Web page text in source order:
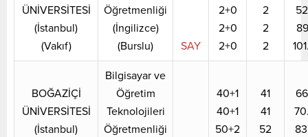
ÜNİVERSİTESİ
(İstanbul)
(Vakıf)
Öğretmenliği
(İngilizce)
(Burslu)
SAY
2+0
2+0
2+0
2
2
2
BOĞAZİÇİ
ÜNİVERSİTESİ
(İstanbul)
Bilgisayar ve
Öğretim
Teknolojileri
Öğretmenliği
40+1
40+1
50+2
41
41
52